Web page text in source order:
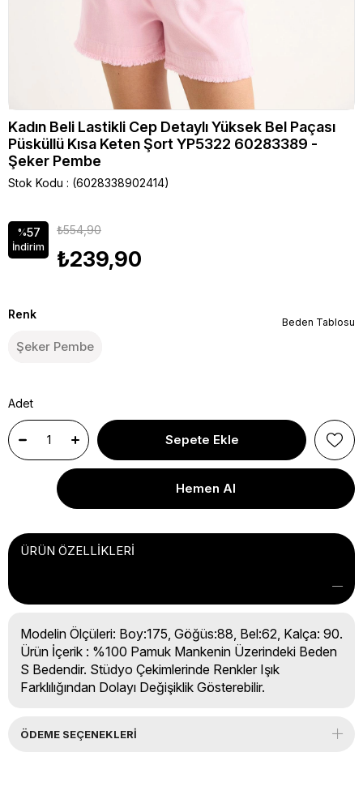
Kadın Beli Lastikli Cep Detaylı Yüksek Bel Paçası
Püsküllü Kısa Keten Şort YP5322 60283389 -
Şeker Pembe
Stok Kodu (6028338902414)
%57
İndirim
₺554,90
₺239,90
Renk
Şeker Pembe
Beden Tablosu
Adet
ÜRÜN ÖZELLIKLERI
Modelin Ölçüleri: Boy:175, Göğüs:88, Bel:62, Kalça: 90.
Ürün İçerik : %100 Pamuk Mankenin Üzerindeki Beden
S Bedendir. Stüdyo Çekimlerinde Renkler Işık
Farklılığından Dolayı Değişiklik Gösterebilir.
ÖDEME SEÇENEKLERI